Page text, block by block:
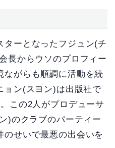
ターとなったフジュン(チ
長からウソのプロフィー
ながらも順調に活動を続
ョン(スヨン)は出版社で
この2人がプロデューサ
)のクラブのパーティー
のせいで最悪の出会いを